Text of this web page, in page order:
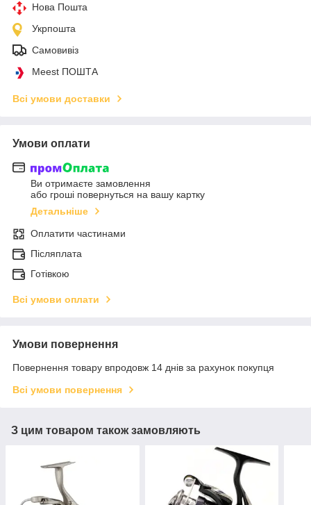
Нова Пошта
Укрпошта
Самовивіз
Meest ПОШТА
Всі умови доставки
Умови оплати
Ви отримаєте замовлення
або гроші повернуться на вашу картку
Детальніше
Оплатити частинами
Післяплата
Готівкою
Всі умови оплати
Умови повернення
Повернення товару впродовж 14 днів за рахунок покупця
Всі умови повернення
З цим товаром також замовляють